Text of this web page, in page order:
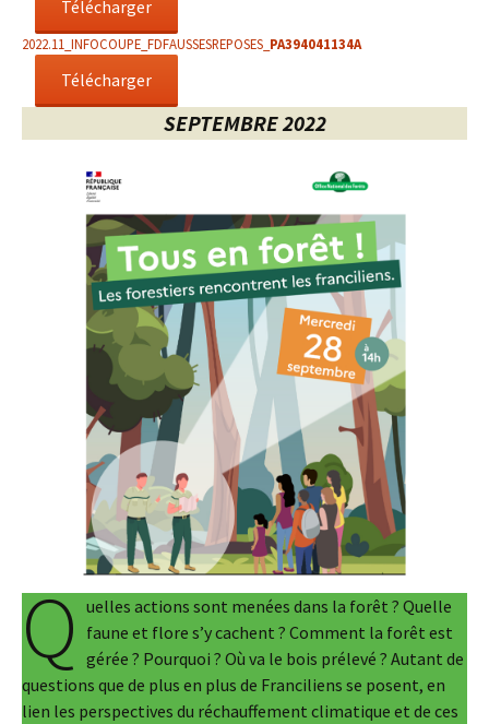
Télécharger
2022.11_INFOCOUPE_FDFAUSSESREPOSES_ PA394041134A
Télécharger
SEPTEMBRE2022
Q uelles actions sont menées dans la forêt ? Quelle
faune et flore s’y cachent ? Comment la forêt est
gérée ? Pourquoi ? Où va le bois prélevé ? Autant de
questions que de plus en plus de Franciliens se posent, en
lien les perspectives du réchauffement climatique et de ces